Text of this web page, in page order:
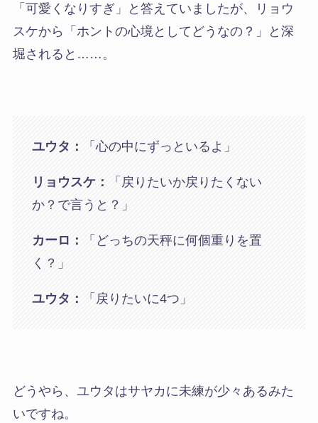
「可愛くなりすぎ」
と答えていましたが、リョウ
スケから
「ホントの心境としてどうなの？」
と深
堀されると……。
ユウタ： 「心の中にずっといるよ」
リョウスケ：
「戻りたいか戻りたくない
か？で言うと？」
カーロ：
「どっちの天秤に何個重りを置
く？」
ユウタ： 「戻りたいに4つ」
どうやら、 ユウタはサヤカに未練が少々あるみた
いですね。